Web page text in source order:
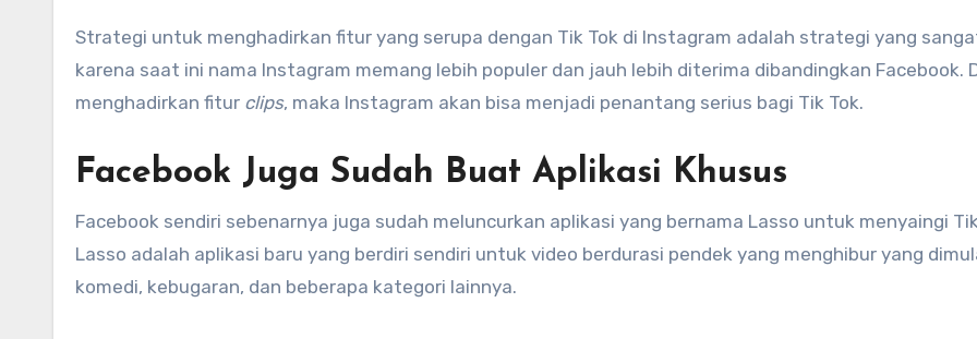
Strategi untuk menghadirkan fitur yang serupa dengan Tik Tok di Instagram adalah strategi yang
karena saat ini nama Instagram memang lebih populer dan jauh lebih diterima dibandingkan Facebook.
menghadirkan fitur clips, maka Instagram akan bisa menjadi penantang serius bagi Tik Tok.
Facebook Juga Sudah Buat Aplikasi Khusus
Facebook sendiri sebenarnya juga sudah meluncurkan aplikasi yang bernama Lasso untuk menyaingi
Lasso adalah aplikasi baru yang berdiri sendiri untuk video berdurasi pendek yang menghibur yang
komedi, kebugaran, dan beberapa kategori lainnya.